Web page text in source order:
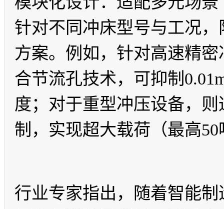
针对不同冲床型号与工况
方案。例如，针对高速精
合节流孔技术，可抑制
度；对于重型冲压设备，
制，实现超大载荷（最高
行业专家指出，随着智能